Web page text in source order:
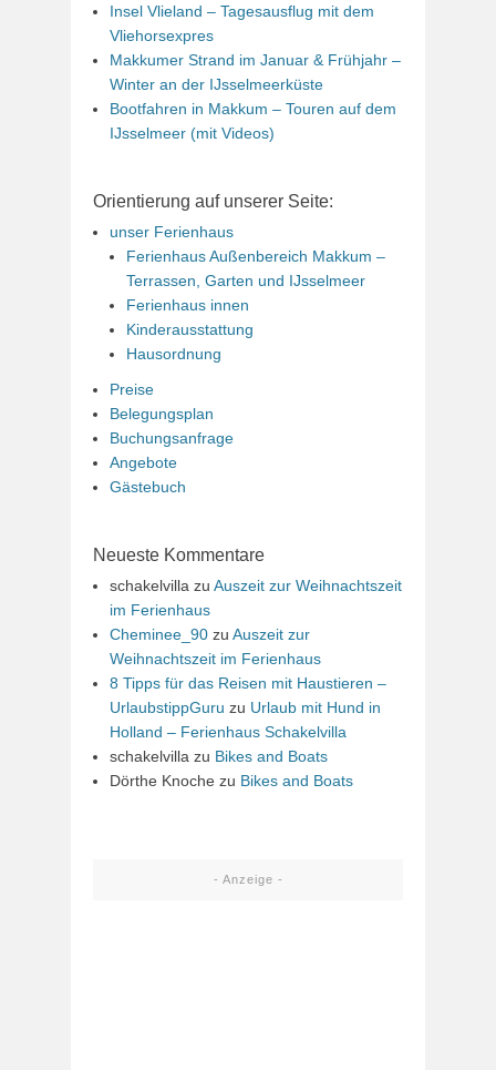
Insel Vlieland – Tagesausflug mit dem
Vliehorsexpres
Makkumer Strand im Januar & Frühjahr –
Winter an der IJsselmeerküste
Bootfahren in Makkum – Touren auf dem
IJsselmeer (mit Videos)
Orientierung auf unserer Seite:
unser Ferienhaus
Ferienhaus Außenbereich Makkum –
Terrassen, Garten und IJsselmeer
Ferienhaus innen
Kinderausstattung
Hausordnung
Preise
Belegungsplan
Buchungsanfrage
Angebote
Gästebuch
Neueste Kommentare
schakelvilla zu Auszeit zur Weihnachtszeit
im Ferienhaus
Cheminee_90 zu Auszeit zur
Weihnachtszeit im Ferienhaus
8 Tipps für das Reisen mit Haustieren –
UrlaubstippGuru zu Urlaub mit Hund in
Holland – Ferienhaus Schakelvilla
schakelvilla zu Bikes and Boats
Dörthe Knoche zu Bikes and Boats
- Anzeige -